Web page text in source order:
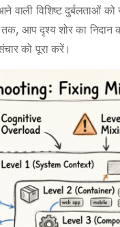
वाली विशिष्ट दुर्बलताओं
आप दृश्य शोर का
को पूरा करें।